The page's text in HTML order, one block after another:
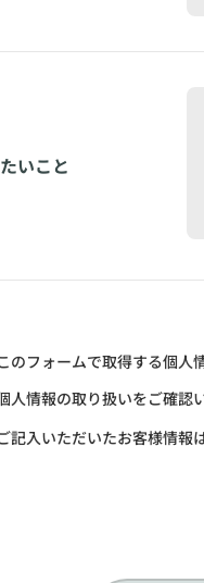
いこと
のフォームで取得する個人
人情報の取り扱いをご確認
記入いただいたお客様情報